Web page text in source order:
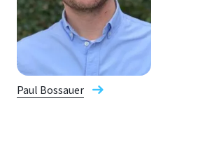
Paul Bossauer